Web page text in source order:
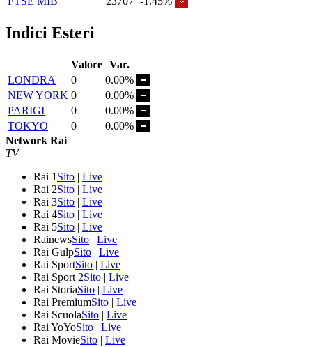
Indici Esteri
Valore Var.
LONDRA
0
0.00%
NEW YORK 0
0.00%
PARIGI
0
0.00%
TOKYO
0
0.00%
Network Rai
TV
Rai 1 Sito | Live
Rai 2Sito | Live
Rai 3Sito | Live
Rai 4Sito | Live
Rai 5Sito | Live
RainewsSito | Live
Rai GulpSito | Live
Rai SportSito | Live
Rai Sport 2Sito | Live
Rai StoriaSito | Live
Rai PremiumSito | Live
Rai ScuolaSito | Live
Rai YoYoSito | Live
Rai MovieSito | Live